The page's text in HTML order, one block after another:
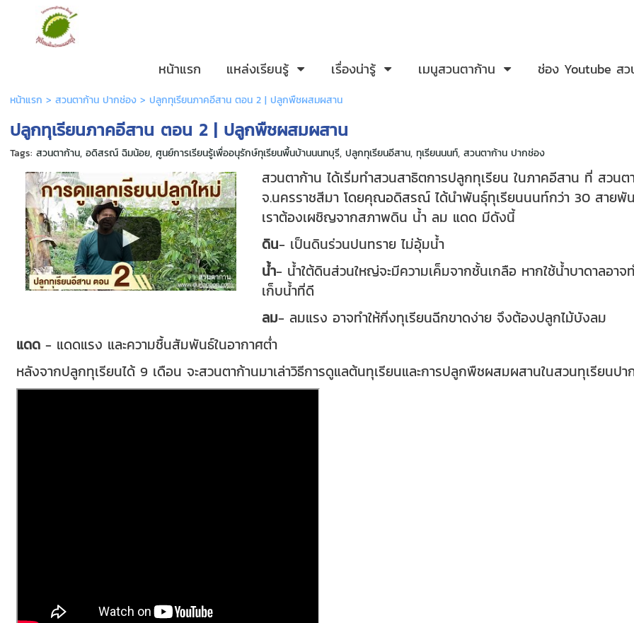
หน้าแรก แหล่งเรียนรู้ เรื่องน่ารู้ เมนูสวนตาก้าน ช่อง Youtube สว
หน้าแรก > สวนตาก้าน ปากช่อง> ปลูกทุเรียนภาคอีสาน ตอน 2 | ปลูกพืชผสมผสาน
ปลูกทุเรียนภาคอีสาน ตอน 2 | ปลูกพืชผสมผสาน
Tags: สวนตาก้าน, อดิสรณ์ ฉิมน้อย, ศูนย์การเรียนรู้เพื่ออนุรักษ์ทุเรียนพื้นบ้านนนทบุรี, ปลูกทุเรียนอีสาน, ทุเรียนนนท์, สวนตาก้าน ปากช่อง
สวนตาก้าน ได้เริ่มทำสวนสาธิตการปลูกทุเรียน ในภาคอีสาน ที่ สว
จ.นครราชสีมา โดยคุณอดิสรณ์ ได้นำพันธุ์ทุเรียนนนท์กว่า 30 สายพั
เราต้องเผชิญจากสภาพดิน น้ำ ลม แดด มีดังนี้
ดิน- เป็นดินร่วนปนทราย ไม่อุ้มน้ำ
น้ำ- น้ำใต้ดินส่วนใหญ่จะมีความเค็มจากชั้นเกลือ หากใช้น้ำบาดาลอา
เก็บน้ำที่ดี
ลม- ลมแรง อาจทำให้กิ่งทุเรียนฉีกขาดง่าย จึงต้องปลูกไม้บังลม
แดด - แดดแรง และความชื้นสัมพันธ์ในอากาศต่ำ
หลังจากปลูกทุเรียนได้ 9 เดือน จะสวนตาก้านมาเล่าวิธีการดูแลต้นทุเรียนและการปลูกพืชผสมผสานในสวนทุเรียนป